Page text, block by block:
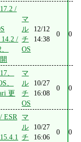
/
14.2 /
マ
ル
チ
OS
12/12
14:38
0 0
、
、
更
マ
ル
チ
OS
10/27
16:08
0 0
ESR
マ
ル
チ
10/27
16:06
0 0